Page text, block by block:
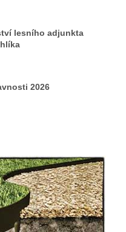
v
v
na
v
na
lesního adjunkta
2026